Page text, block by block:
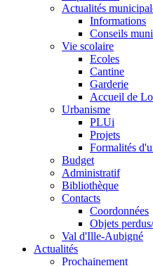
Actualités
Informations
Conseils
Vie scolaire
Ecoles
Cantine
Garderie
Accueil de
Urbanisme
PLUi
Projets
Formalités
Budget
Administratif
Bibliothèque
Contacts
Coordonnées
Objets
Val d'Ille-Aubigné
Actualités
Prochainement